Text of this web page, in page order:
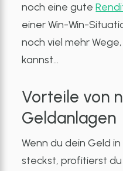
noch eine gute
einer Win-Win-
noch viel mehr
kannst…
Vorteile von
Geldanlagen
Wenn du dein Geld
steckst, profitierst